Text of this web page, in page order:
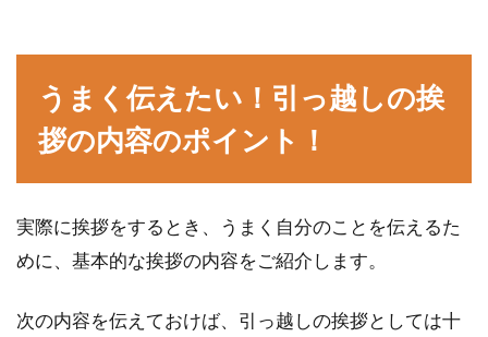
うまく伝えたい！引っ越しの挨
拶の内容のポイント！
実際に挨拶をするとき、うまく自分のことを伝えるた
めに、基本的な挨拶の内容をご紹介します。
次の内容を伝えておけば、引っ越しの挨拶としては十